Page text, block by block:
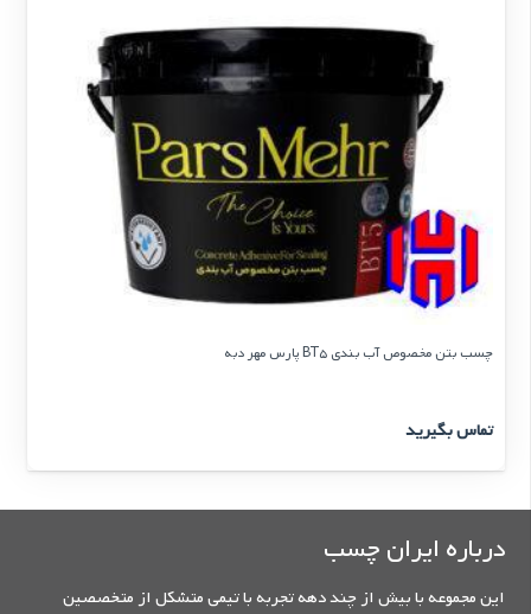
چسب بتن مخصوص آب بندی BT5 پارس مهر دبه
تماس بگیرید
درباره ایران چسب
این مجموعه با بیش از چند دهه تجربه با تیمی متشکل از متخصصین